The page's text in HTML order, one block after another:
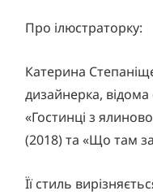
Про ілюстраторку:
Катерина
дизайнерка, відома
«Гостинці з
(2018) та «Що там
Її стиль